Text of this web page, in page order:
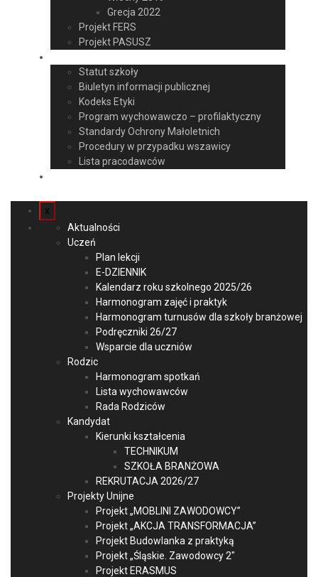
Grecja 2022
Projekt FERS
Projekt PASUSZ
Statut szkoły
Biuletyn informacji publicznej
Kodeks Etyki
Program wychowawczo – profilaktyczny
Standardy Ochrony Małoletnich
Procedury w przypadku wszawicy
Lista pracodawców
x
Aktualności
Uczeń
Plan lekcji
E-DZIENNIK
Kalendarz roku szkolnego 2025/26
Harmonogram zajęć i praktyk
Harmonogram turnusów dla szkoły branżowej
Podręczniki 26/27
Wsparcie dla uczniów
Rodzic
Harmonogram spotkań
Lista wychowawców
Rada Rodziców
Kandydat
Kierunki kształcenia
TECHNIKUM
SZKOŁA BRANŻOWA
REKRUTACJA 2026/27
Projekty Unijne
Projekt „MOBLINI ZAWODOWCY”
Projekt „AKCJA TRANSFORMACJA”
Projekt Budowlanka z praktyką
Projekt „Śląskie. Zawodowcy 2″
Projekt ERASMUS